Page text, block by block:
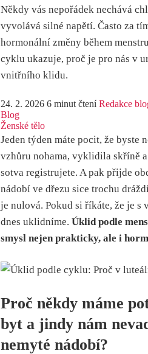
Někdy vás nepořádek nechává
vyvolává silné napětí. Často za
hormonální změny během
cyklu ukazuje, proč je pro nás v
vnitřního klidu.
24. 2. 2026 6 minut čtení Redakce
Blog
Ženské tělo
Jeden týden máte pocit, že byste
vzhůru nohama, vyklidila skříně
sotva registrujete. A pak přijde
nádobí ve dřezu sice trochu
je nulová. Pokud si říkáte, že je s
dnes uklidníme. Úklid podle
smysl nejen prakticky, ale i
Proč někdy máme
byt a jindy nám
nemyté nádobí?